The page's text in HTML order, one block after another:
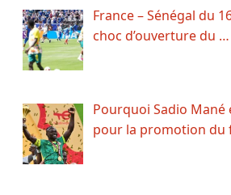
France – Sénégal du
choc d’ouverture du …
Pourquoi Sadio Mané
pour la promotion